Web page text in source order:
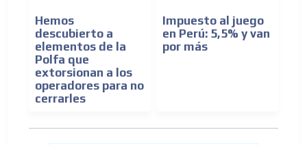
Hemos
descubierto a
elementos de la
Polfa que
extorsionan a los
operadores para no
cerrarles
Impuesto al juego
en Perú: 5,5% y van
por más